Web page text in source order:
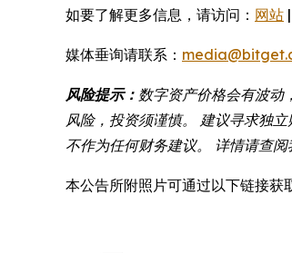
如要了解更多信息，请访问： 网站 |
媒体垂询请联系：
风险提示： 数字资产价格会有波动
风险，投资须谨慎。 建议寻求独
不作为任何财务建议。 详情请查阅
本公告所附照片可通过以下链接获